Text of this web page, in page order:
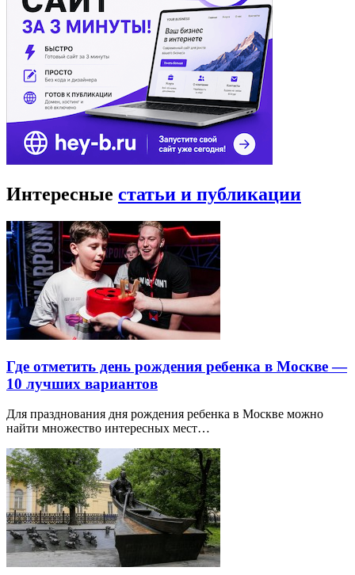
Интересные статьи и публикации
Где отметить день рождения ребенка в Москве —
10 лучших вариантов
Для празднования дня рождения ребенка в Москве можно
найти множество интересных мест…